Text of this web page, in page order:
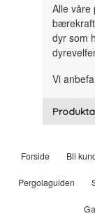
Alle våre
dyr som
Vi
Forside Bli
Pergolaguiden